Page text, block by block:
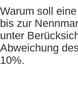
Warum soll
bis zur
unter
Abweichung
10%.